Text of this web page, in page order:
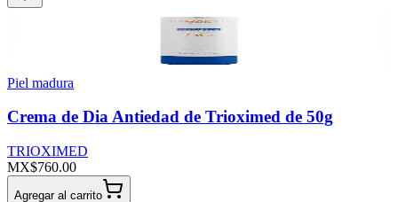
Piel madura
Crema de Dia Antiedad de Trioximed de 50g
TRIOXIMED
MX$760.00
Agregar al carrito